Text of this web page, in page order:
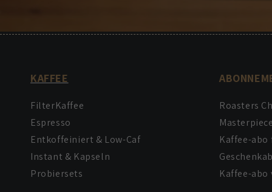
KAFFEE
FilterKaffee
Espresso
Entkoffeiniert & Low-Caf
Instant & Kapseln
Probiersets
Roasters
Kaffee-abo
Kaffee-